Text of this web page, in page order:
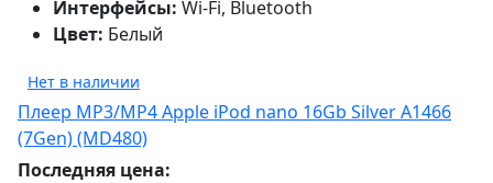
Интерфейсы: Wi-Fi, Bluetooth
Цвет: Белый
Нет в наличии
Плеер MP3/MP4 Apple iPod nano 16Gb Silver A1466
(7Gen) (MD480)
Последняя цена: